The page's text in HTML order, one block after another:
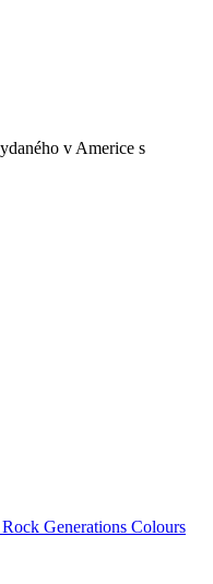
v Americe s
Generations Colours